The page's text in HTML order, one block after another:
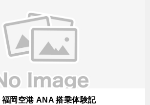
岡空港 ANA 搭乗体験記